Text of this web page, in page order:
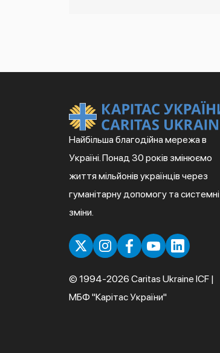
Найбільша благодійна мережа в
Україні. Понад 30 років змінюємо
життя мільйонів українців через
гуманітарну допомогу та системні
зміни.
© 1994-2026 Caritas Ukraine ICF |
МБФ "Карітас України"